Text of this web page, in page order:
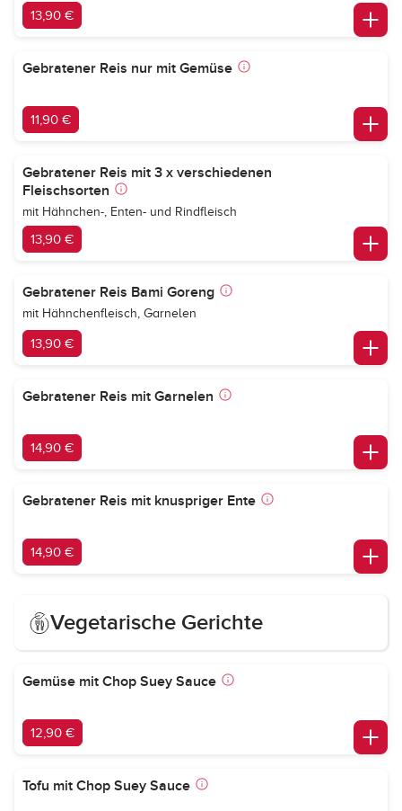
13,90 €
Gebratener Reis nur mit Gemüse
11,90 €
Gebratener Reis mit 3 x verschiedenen
Fleischsorten
mit Hähnchen-, Enten- und Rindfleisch
13,90 €
Gebratener Reis Bami Goreng
mit Hähnchenfleisch, Garnelen
13,90 €
Gebratener Reis mit Garnelen
14,90 €
Gebratener Reis mit knuspriger Ente
14,90 €
Vegetarische Gerichte
Gemüse mit Chop Suey Sauce
12,90 €
Tofu mit Chop Suey Sauce